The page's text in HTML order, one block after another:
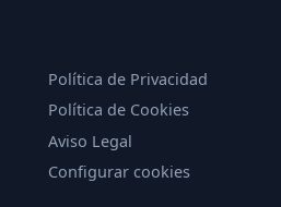
Política de Privacidad
Política de Cookies
Aviso Legal
Configurar cookies